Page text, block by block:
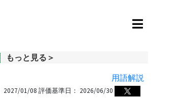
もっと見る＞
用語解説
2027/01/08 評価基準日： 2026/06/30